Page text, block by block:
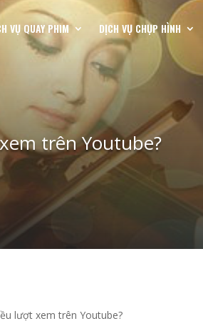
VỤ QUAY PHIM DỊCH VỤ CHỤP HÌNH
trên Youtube?
lượt xem trên Youtube?